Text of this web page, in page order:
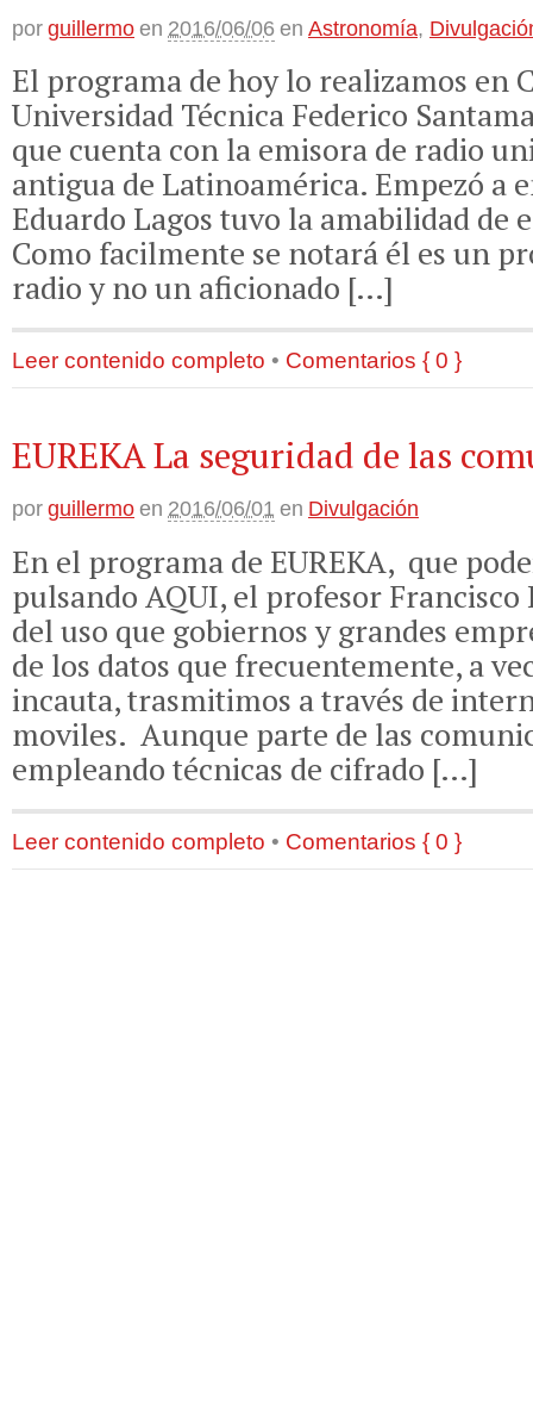
por guillermo en 2016/06/06 en Astronomía,
El programa de hoy lo realizamos en
Universidad Técnica Federico
que cuenta con la emisora de radio
antigua de Latinoamérica. Empezó a
Eduardo Lagos tuvo la amabilidad de
Como facilmente se notará él es un
radio y no un aficionado […]
Leer contenido completo • Comentarios { 0 }
EUREKA La seguridad de las
por guillermo en 2016/06/01 en Divulgación
En el programa de EUREKA, que
pulsando AQUI, el profesor Francisco
del uso que gobiernos y grandes
de los datos que frecuentemente, a
incauta, trasmitimos a través de
moviles. Aunque parte de las
empleando técnicas de cifrado […]
Leer contenido completo • Comentarios { 0 }